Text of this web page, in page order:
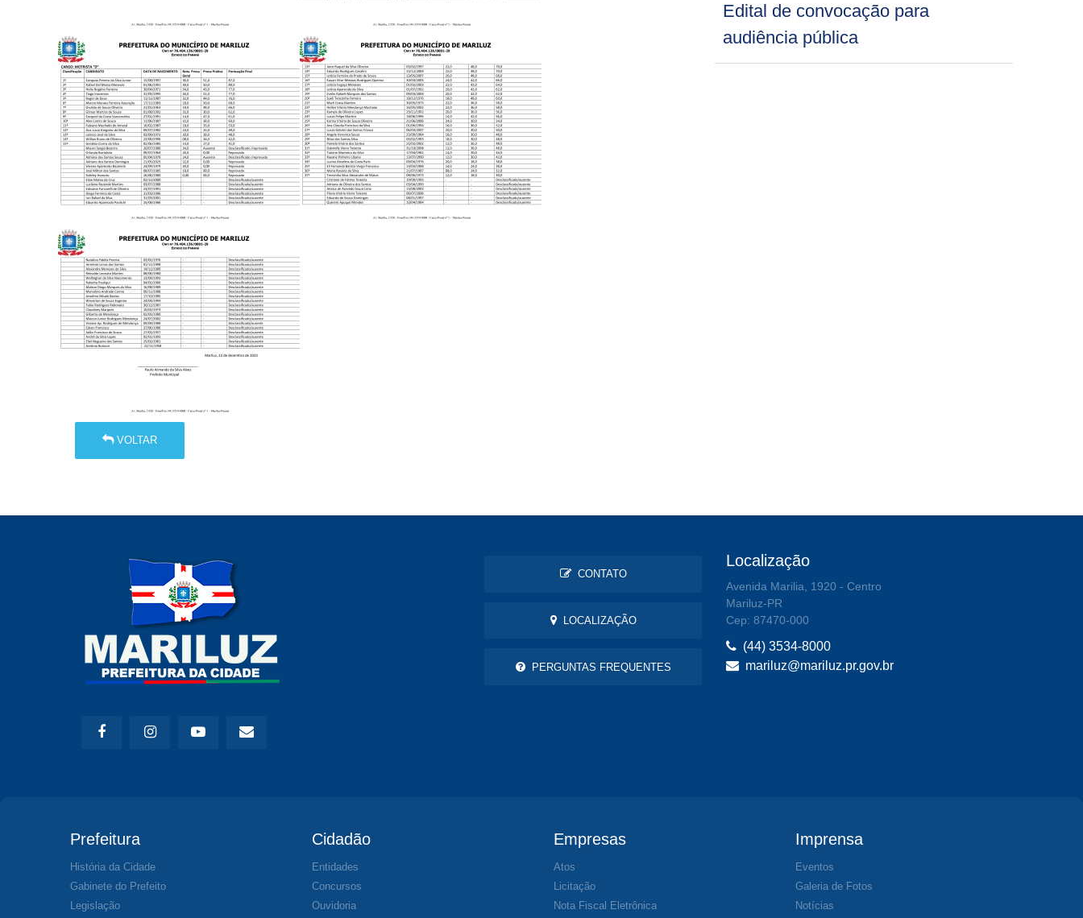
VOLTAR
Edital de convocação para
audiência pública
CONTATO
LOCALIZAÇÃO
PERGUNTAS FREQUENTES
Localização
Avenida Marilia, 1920 - Centro
Mariluz-PR
Cep: 87470-000
(44) 3534-8000
mariluz@mariluz.pr.gov.br
Prefeitura
História da Cidade
Gabinete do Prefeito
Legislação
Cidadão
Entidades
Concursos
Ouvidoria
Empresas
Atos
Licitação
Nota Fiscal Eletrônica
Imprensa
Eventos
Galeria de Fotos
Notícias